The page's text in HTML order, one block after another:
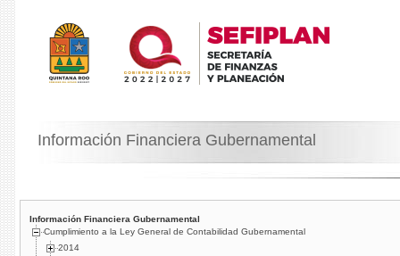
Información Financiera Gubernamental
Información Financiera Gubernamental
Cumplimiento a la Ley General de Contabilidad Gubernamental
2014